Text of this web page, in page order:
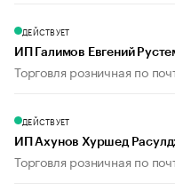
ДЕЙСТВУЕТ
ИП Галимов Евгений
Торговля розничная по
ДЕЙСТВУЕТ
ИП Ахунов Хуршед
Торговля розничная по